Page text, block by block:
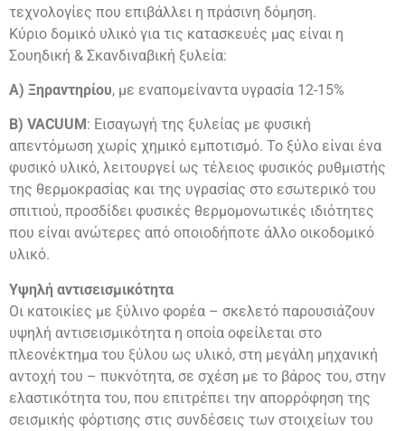
τεχνολογίες που επιβάλλει η πράσινη δόμηση.
Κύριο δομικό υλικό για τις κατασκευές μας είναι η
Σουηδική & Σκανδιναβική ξυλεία:
Α) Ξηραντηρίου, με εναπομείναντα υγρασία 12-15%
Β) VACUUM : Εισαγωγή της ξυλείας με φυσική
απεντόμωση χωρίς χημικό εμποτισμό. Το ξύλο είναι ένα
φυσικό υλικό, λειτουργεί ως τέλειος φυσικός ρυθμιστής
της θερμοκρασίας και της υγρασίας στο εσωτερικό του
σπιτιού, προσδίδει φυσικές θερμομονωτικές ιδιότητες
που είναι ανώτερες από οποιοδήποτε άλλο οικοδομικό
υλικό.
Υψηλή αντισεισμικότητα
Οι κατοικίες με ξύλινο φορέα – σκελετό παρουσιάζουν
υψηλή αντισεισμικότητα η οποία οφείλεται στο
πλεονέκτημα του ξύλου ως υλικό, στη μεγάλη μηχανική
αντοχή του – πυκνότητα, σε σχέση με το βάρος του, στην
ελαστικότητα του, που επιτρέπει την απορρόφηση της
σεισμικής φόρτισης στις συνδέσεις των στοιχείων του